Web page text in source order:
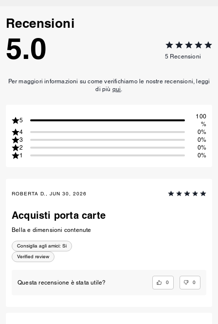
Recensioni
5.0 5 Recensioni
Per maggiori informazioni su come verifichiamo le nostre recensioni, leggi
di più qui
5
100
%
4
0%
3
0%
2
0%
1
0%
ROBERTA D., JUN 30, 2026
Acquisti porta carte
Bella e dimensioni contenute
Consiglia agli amici: Si
Verified review
Questa recensione è stata utile? 0 0